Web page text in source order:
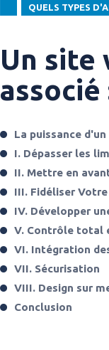
QUELS TYPES
Un site
La puissance
I. Dépasser les
II. Mettre en
III. Fidéliser
IV. Développer
V. Contrôle total
VI. Intégration
VII. Sécurisation
VIII. Design sur
Conclusion